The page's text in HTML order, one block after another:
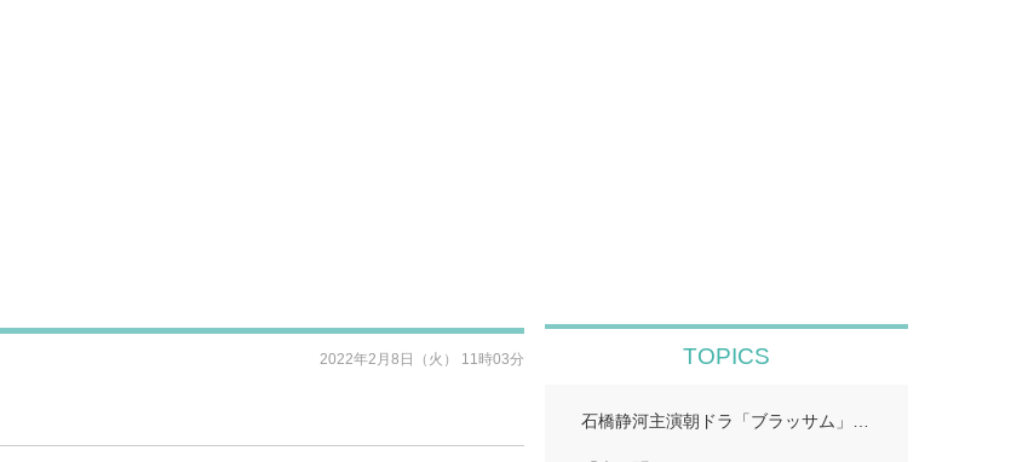
2022年2月8日（火） 11時03分 TOPICS
石橋静河主演朝ドラ「ブラッサム」…